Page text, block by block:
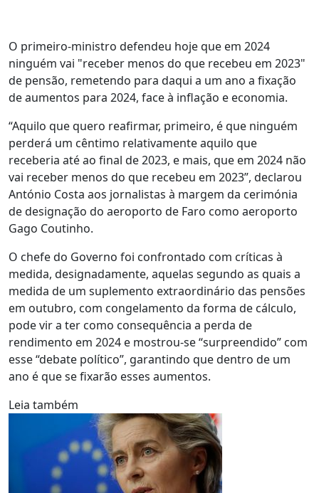
O primeiro-ministro defendeu hoje que em 2024
ninguém vai "receber menos do que recebeu em 2023"
de pensão, remetendo para daqui a um ano a fixação
de aumentos para 2024, face à inflação e economia.
“Aquilo que quero reafirmar, primeiro, é que ninguém
perderá um cêntimo relativamente aquilo que
receberia até ao final de 2023, e mais, que em 2024 não
vai receber menos do que recebeu em 2023”, declarou
António Costa aos jornalistas à margem da cerimónia
de designação do aeroporto de Faro como aeroporto
Gago Coutinho.
O chefe do Governo foi confrontado com críticas à
medida, designadamente, aquelas segundo as quais a
medida de um suplemento extraordinário das pensões
em outubro, com congelamento da forma de cálculo,
pode vir a ter como consequência a perda de
rendimento em 2024 e mostrou-se “surpreendido” com
esse “debate político”, garantindo que dentro de um
ano é que se fixarão esses aumentos.
Leia também